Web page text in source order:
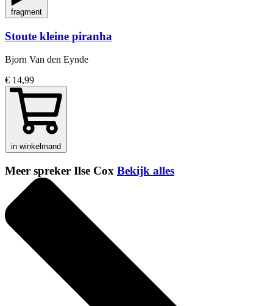
fragment
Stoute kleine piranha
Bjorn Van den Eynde
€ 14,99
in winkelmand
Meer spreker Ilse Cox Bekijk alles